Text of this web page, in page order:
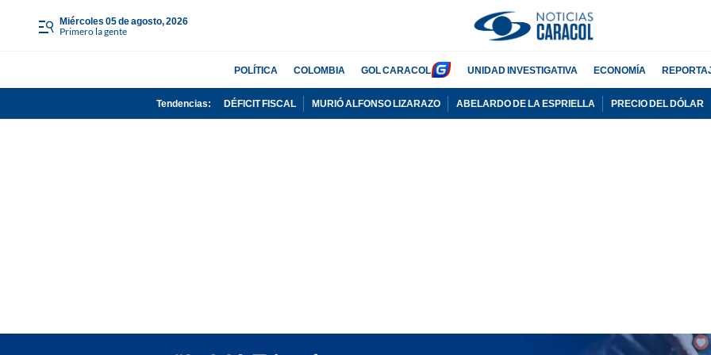
miércoles 05 de agosto, 2026
Primero la gente
POLÍTICA COLOMBIA GOL CARACOL UNIDAD INVESTIGATIVA ECONOMÍA
Tendencias: DÉFICIT FISCAL MURIÓ ALFONSO LIZARAZO ABELARDO DE LA ESPRIELLA PRECIO DEL DÓLAR